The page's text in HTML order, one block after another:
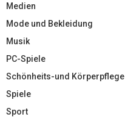
Medien
Mode und Bekleidung
Musik
PC-Spiele
Schönheits-und Körperpflege
Spiele
Sport